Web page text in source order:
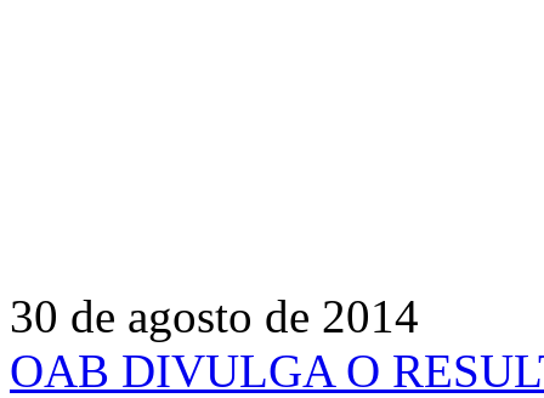
30 de agosto de 2014
OAB DIVULGA O